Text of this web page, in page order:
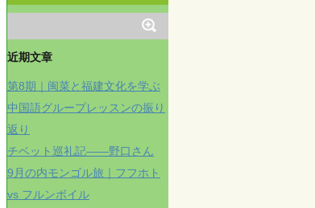
近期文章
第8期｜闽菜と福建文化を学ぶ
中国語グループレッスンの振り
返り
チベット巡礼記——野口さん
9月の内モンゴル旅｜フフホト
vs フルンボイル